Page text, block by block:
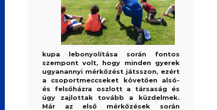
kupa lebonyolítása során fontos
szempont volt, hogy minden gyerek
ugyanannyi mérkőzést játsszon, ezért
a csoportmeccseket követően alsó-
és felsőházra oszlott a társaság és
úgy zajlottak tovább a küzdelmek.
Már az első mérkőzések során